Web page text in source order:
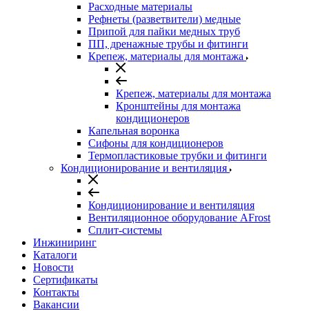
Расходные материалы
Рефнеты (разветвители) медные
Припой для пайки медных труб
ПП, дренажные трубы и фитинги
Крепеж, материалы для монтажа
Крепеж, материалы для монтажа
Кронштейны для монтажа
кондиционеров
Капельная воронка
Сифоны для кондиционеров
Термопластиковые трубки и фитинги
Кондиционирование и вентиляция
Кондиционирование и вентиляция
Вентиляционное оборудование AFrost
Сплит-системы
Инжиниринг
Каталоги
Новости
Сертификаты
Контакты
Вакансии